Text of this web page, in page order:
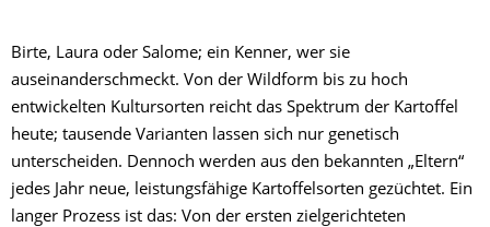
Birte, Laura oder Salome; ein Kenner, wer sie
auseinanderschmeckt. Von der Wildform bis zu hoch
entwickelten Kultursorten reicht das Spektrum der Kartoffel
heute; tausende Varianten lassen sich nur genetisch
unterscheiden. Dennoch werden aus den bekannten „Eltern“
jedes Jahr neue, leistungsfähige Kartoffelsorten gezüchtet. Ein
langer Prozess ist das: Von der ersten zielgerichteten